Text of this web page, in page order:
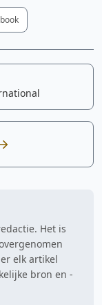
Het is
elk artikel
bron en -